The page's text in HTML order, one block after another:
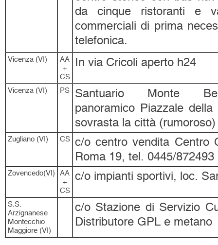
da cinque ristoranti e
commerciali di prima
telefonica.
Vicenza (VI)
AA
+
CS
In via Cricoli aperto h24
Vicenza (VI) PS
Santuario Monte
panoramico Piazzale
sovrasta la città (rumoroso)
Zugliano (VI) CS c/o centro vendita Centro
Roma 19, tel. 0445/872493
Zovencedo(VI)
AA
+
CS
c/o impianti sportivi, loc.
S.S.
Arzignanese
Montecchio
Maggiore (VI)
c/o Stazione di Servizio
Distributore GPL e metano